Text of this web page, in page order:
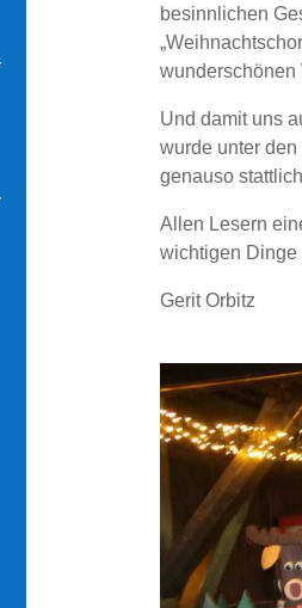
besinnlichen
wunderschönen
Und damit uns
wurde unter
genauso
Allen Lesern
wichtigen Dinge
Gerit Orbitz